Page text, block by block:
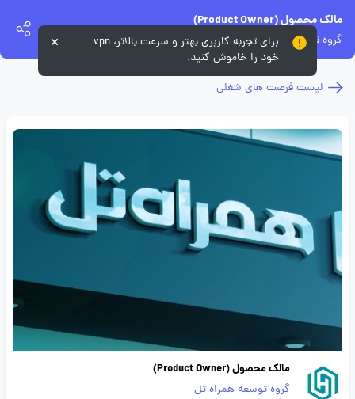
مالک محصول (Product Owner)
گروه توسعه همراه تل
لیست فرصت های شغلی
مالک محصول (Product Owner)
گروه توسعه همراه تل
برای تجربه کاربری بهتر و سرعت بالاتر، vpn
خود را خاموش کنید.